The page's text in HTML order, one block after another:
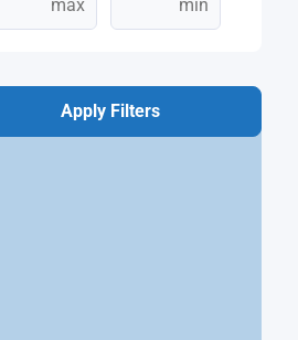
Apply Filters